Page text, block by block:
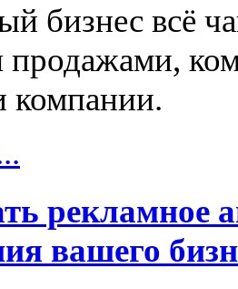
бизнес всё
продажами,
компании.
рекламное
вашего